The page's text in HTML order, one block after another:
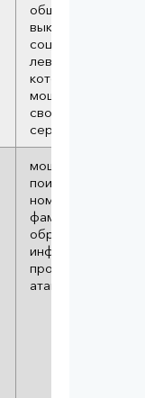
общедоступные
выкачиваются из
соцсетей и
левых серверах,
которыми
мошенники.
свои фото с таких
серверов
мошенники
поиском по фото,
номеру
фамилии и имени.
образом они
информацию и
продумывают
атак